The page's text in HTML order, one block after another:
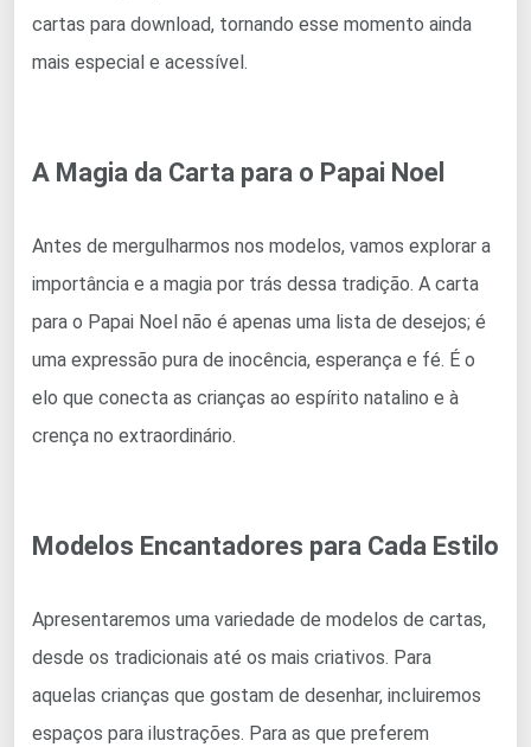
cartas para download, tornando esse momento ainda
mais especial e acessível.
A Magia da Carta para o Papai Noel
Antes de mergulharmos nos modelos, vamos explorar a
importância e a magia por trás dessa tradição. A carta
para o Papai Noel não é apenas uma lista de desejos; é
uma expressão pura de inocência, esperança e fé. É o
elo que conecta as crianças ao espírito natalino e à
crença no extraordinário.
Modelos Encantadores para Cada Estilo
Apresentaremos uma variedade de modelos de cartas,
desde os tradicionais até os mais criativos. Para
aquelas crianças que gostam de desenhar, incluiremos
espaços para ilustrações. Para as que preferem